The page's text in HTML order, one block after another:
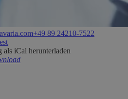
2257-01242 98 94+
ni-
als iCal herunterladen